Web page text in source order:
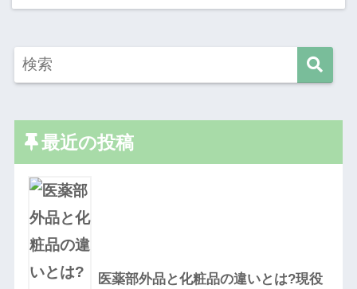
最近の投稿
医薬部外品と化粧品の違いとは?現役